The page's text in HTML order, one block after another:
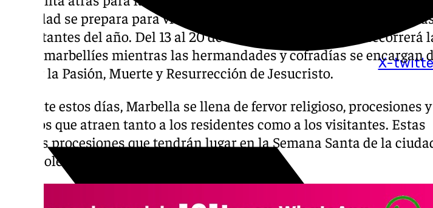
X-
la ciudad se prepara para vivir una de las celebraciones religiosas
importantes del año. Del 13 al 20 de abril, el olor a incienso recorrerá
calles marbellíes mientras las hermandades y cofradías se encargan
revivir la Pasión, Muerte y Resurrección de Jesucristo.
Durante estos días, Marbella se llena de fervor religioso, procesiones y
eventos que atraen tanto a los residentes como a los visitantes. Estas
son las procesiones que tendrán lugar en la Semana Santa de la
costasoleña: